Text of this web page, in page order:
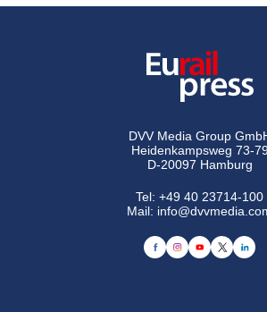
DVV Media Group
Heidenkampsweg 73-79
D-20097 Hamburg
Tel:+49 40 23714-100
Mail: